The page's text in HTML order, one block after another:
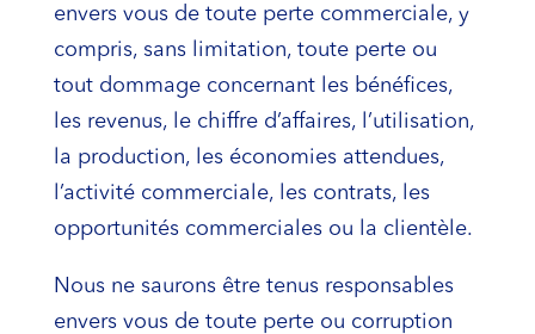
envers vous de toute perte commerciale, y
compris, sans limitation, toute perte ou
tout dommage concernant les bénéfices,
les revenus, le chiffre d’affaires, l’utilisation,
la production, les économies attendues,
l’activité commerciale, les contrats, les
opportunités commerciales ou la clientèle.
Nous ne saurons être tenus responsables
envers vous de toute perte ou corruption